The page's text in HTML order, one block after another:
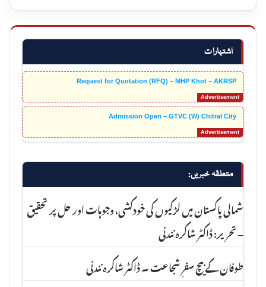
اشتہارات
Request for Quotation (RFQ) – MHP Khot – AKRSP
Admission Open – GTVC (W) Chitral City
متعلقہ خبریں:
شمالی پاکستان میں لڑکیوں کی خودکشی، وجوہات اور حل پر تحقیق
– تحریر: ڈاکٹر شاکرہ نندنی
طوفان کے بیچ سفرِ شجاعت ۔ ڈاکٹر شاکرہ نندنی